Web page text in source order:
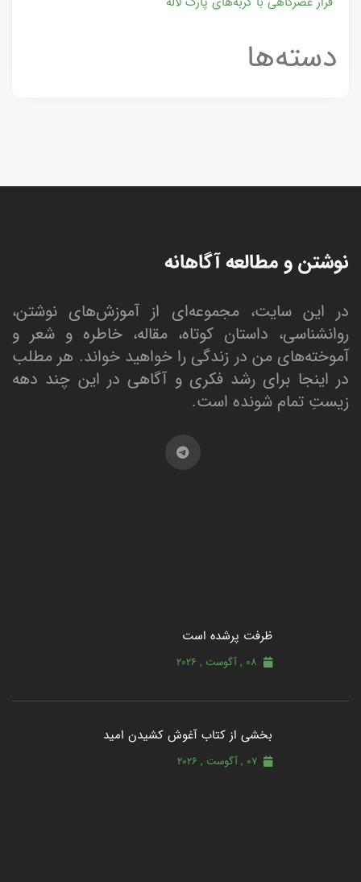
دسته‌ها
نوشتن و مطالعه آگاهانه
در این سایت، مجموعه‌ای از آموزش‌های نوشتن،
روانشناسی، داستان کوتاه، مقاله، خاطره و شعر و
آموخته‌های من در زندگی را خواهید خواند. هر مطلب
در اینجا برای رشد فکری و آگاهی در این چند دهه
زیستِ تمام شونده است.
ظرفت پرشده‌ است
08 , آگوست , 2026
بخشی از کتاب آغوش کشیدن امید
07 , آگوست , 2026